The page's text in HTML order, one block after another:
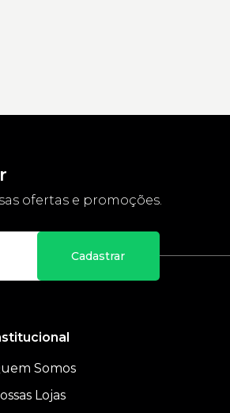
ofertas e promoções.
Cadastrar
Somos
Lojas